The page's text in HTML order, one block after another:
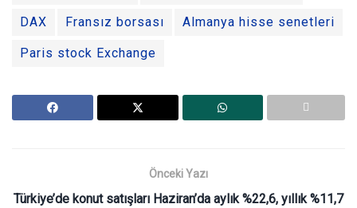
DAX Fransız borsası Almanya hisse senetleri
Paris stock Exchange
Önceki Yazı
Türkiye’de konut satışları Haziran’da aylık %22,6, yıllık %11,7